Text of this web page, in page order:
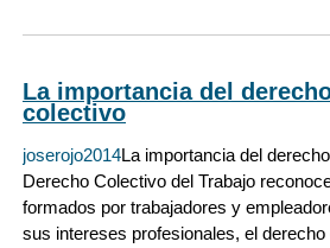
La importancia del
colectivo
joserojo2014La importancia del
Derecho Colectivo del Trabajo
formados por trabajadores y
sus intereses profesionales, el